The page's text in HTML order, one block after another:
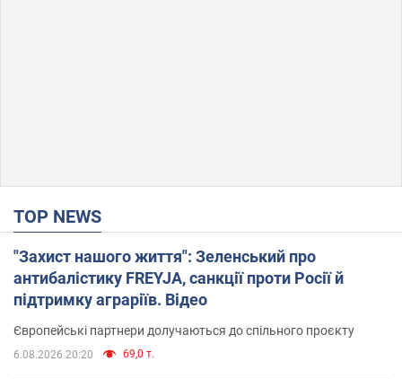
TOP NEWS
"Захист нашого життя": Зеленський про
антибалістику FREYJA, санкції проти Росії й
підтримку аграріїв. Відео
Європейські партнери долучаються до спільного проєкту
6.08.2026 20:20 69,0 т.